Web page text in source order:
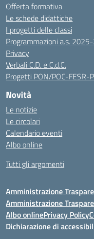
Offerta formativa
Le schede didattiche
I progetti delle classi
Programmazioni a.s.
Privacy
Verbali C.D. e C.d.C.
Progetti PON/POC-FESR-
Novità
Le notizie
Le circolari
Calendario eventi
Albo online
Tutti gli argomenti
Amministrazione
Amministrazione
Albo onlinePrivacy Policy
Dichiarazione di